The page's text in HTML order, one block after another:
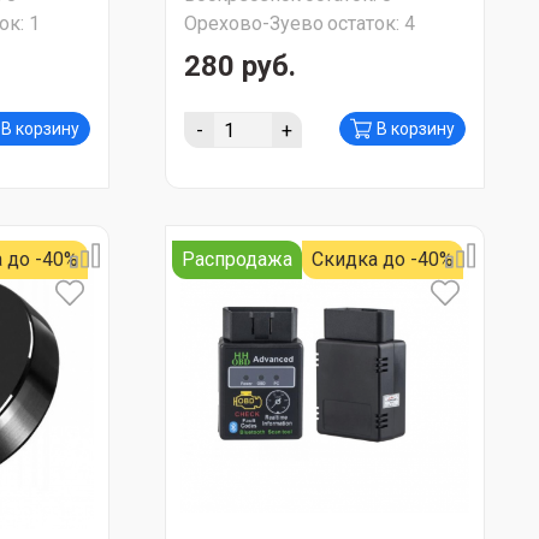
1
В корзину
Орехово-Зуево остаток: 4
280 руб.
- + В корзину
до -40% Распродажа Скидка до -40%